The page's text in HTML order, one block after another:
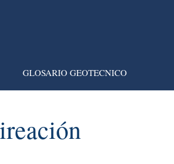
GLOSARIO GEOTECNICO